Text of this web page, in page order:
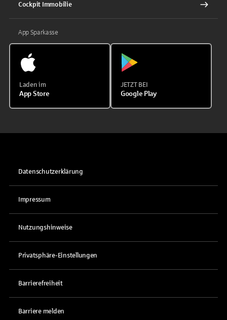
Cockpit Immobilie
App Sparkasse
Laden im
App Store
JETZT BEI
Google Play
Datenschutzerklärung
Impressum
Nutzungshinweise
Privatsphäre-Einstellungen
Barrierefreiheit
Barriere melden